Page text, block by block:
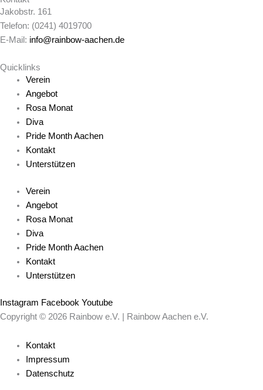
Jakobstr. 161
Telefon: (0241) 4019700
E-Mail: info@rainbow-aachen.de
Quicklinks
Verein
Angebot
Rosa Monat
Diva
Pride Month Aachen
Kontakt
Unterstützen
Verein
Angebot
Rosa Monat
Diva
Pride Month Aachen
Kontakt
Unterstützen
Instagram Facebook Youtube
Copyright © 2026 Rainbow e.V. | Rainbow Aachen e.V.
Kontakt
Impressum
Datenschutz